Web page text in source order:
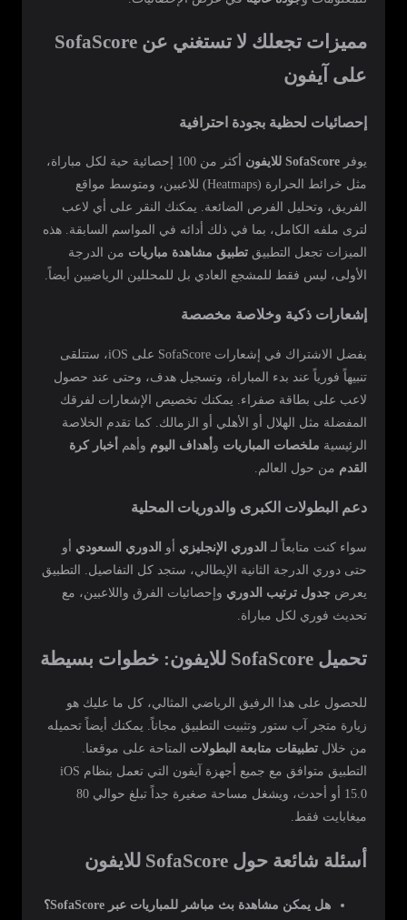
مميزات تجعلك لا تستغني عن SofaScore
على آيفون
إحصائيات لحظية بجودة احترافية
يوفر SofaScore للايفون
أكثر من 100 إحصائية حية لكل مباراة،
مثل خرائط الحرارة (Heatmaps) للاعبين، ومتوسط مواقع
الفريق، وتحليل الفرص الضائعة. يمكنك النقر على أي لاعب
لترى ملفه الكامل، بما في ذلك أدائه في المواسم السابقة. هذه
الميزات تجعل التطبيق تطبيق مشاهدة مباريات من الدرجة
الأولى، ليس فقط للمشجع العادي بل للمحللين الرياضيين أيضاً.
إشعارات ذكية وخلاصة مخصصة
بفضل الاشتراك في إشعارات SofaScore على iOS، ستتلقى
تنبيهاً فورياً عند بدء المباراة، وتسجيل هدف، وحتى عند حصول
لاعب على بطاقة صفراء. يمكنك تخصيص الإشعارات لفرقك
المفضلة مثل الهلال أو الأهلي أو الزمالك. كما تقدم الخلاصة
الرئيسية ملخصات المباريات و أهداف اليوم وأهم
أخبار كرة
القدم من حول العالم.
دعم البطولات الكبرى والدوريات المحلية
سواء كنت متابعاً لـ الدوري الإنجليزي أو الدوري السعودي أو
حتى دوري الدرجة الثانية الإيطالي، ستجد كل التفاصيل. التطبيق
يعرض جدول ترتيب الدوري وإحصائيات الفرق واللاعبين، مع
تحديث فوري لكل مباراة.
تحميل SofaScore للايفون: خطوات بسيطة
للحصول على هذا الرفيق الرياضي المثالي، كل ما عليك هو
زيارة متجر آب ستور وتثبيت التطبيق مجاناً. يمكنك أيضاً تحميله
من خلال تطبيقات متابعة البطولات المتاحة على موقعنا.
التطبيق متوافق مع جميع أجهزة آيفون التي تعمل بنظام iOS
15.0 أو أحدث، ويشغل مساحة صغيرة جداً تبلغ حوالي 80
ميغابايت فقط.
أسئلة شائعة حول SofaScore للايفون
هل يمكن مشاهدة بث مباشر للمباريات عبر SofaScore؟